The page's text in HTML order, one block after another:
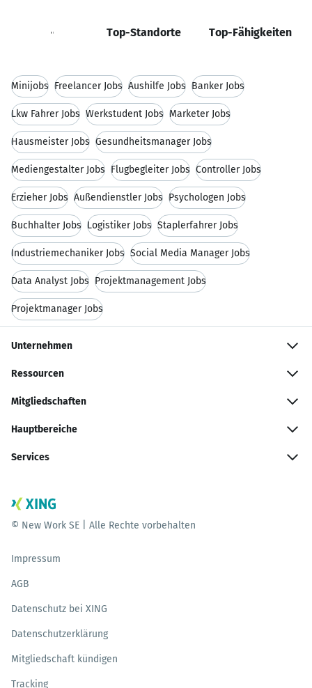
Positionen Top-Standorte Top-Fähigkeiten
Minijobs Freelancer Jobs Aushilfe Jobs Banker Jobs
Lkw Fahrer Jobs Werkstudent Jobs Marketer Jobs
Hausmeister Jobs Gesundheitsmanager Jobs
Mediengestalter Jobs Flugbegleiter Jobs Controller Jobs
Erzieher Jobs Außendienstler Jobs Psychologen Jobs
Buchhalter Jobs Logistiker Jobs Staplerfahrer Jobs
Industriemechaniker Jobs Social Media Manager Jobs
Data Analyst Jobs Projektmanagement Jobs
Projektmanager Jobs
Unternehmen
Ressourcen
Mitgliedschaften
Hauptbereiche
Services
© New Work SE | Alle Rechte vorbehalten
Impressum
AGB
Datenschutz bei XING
Datenschutzerklärung
Mitgliedschaft kündigen
Tracking